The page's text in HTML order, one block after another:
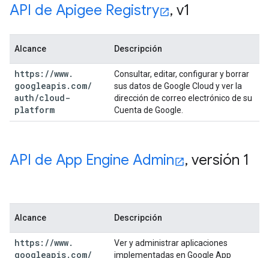
API de Apigee Registry , v1
Alcance Descripción
https: //www.
googleapis. com/
auth/cloud-
platform
Consultar, editar, configurar y borrar
sus datos de Google Cloud y ver la
dirección de correo electrónico de su
Cuenta de Google.
API de App Engine Admin , versión 1
Alcance Descripción
https: //www.
googleapis. com/
Ver y administrar aplicaciones
implementadas en Google App